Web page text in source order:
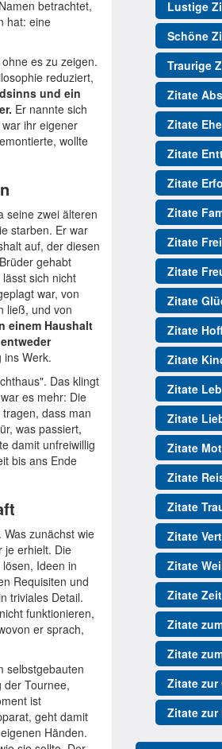
betrachtet,
hat: eine
es zu zeigen.
reduziert,
und ein
Er nannte sich
ihr eigener
wollte
seine zwei älteren
starben. Er war
auf, der diesen
gehabt
sich nicht
war, von
ließ, und von
einem Haushalt
ins Werk.
Das klingt
es mehr: Die
dass man
was passiert,
damit unfreiwillig
bis ans Ende
zunächst wie
je erhielt. Die
Ideen in
Requisiten und
triviales Detail.
funktionieren,
er sprach,
selbstgebauten
der Tournee,
ist
geht damit
Händen.
Lustige
Schöne
Traurige
Zitate
Zitate Ehe
Zitate
Zitate
Zitate
Zitate
Zitate
Zitate
Zitate
Zitate
Zitate
Zitate
Zitate
Zitate
Zitate
Zitate
Zitate
Zitate Zeit
Zitate
Zitate
Zitate zur
Zitate zur